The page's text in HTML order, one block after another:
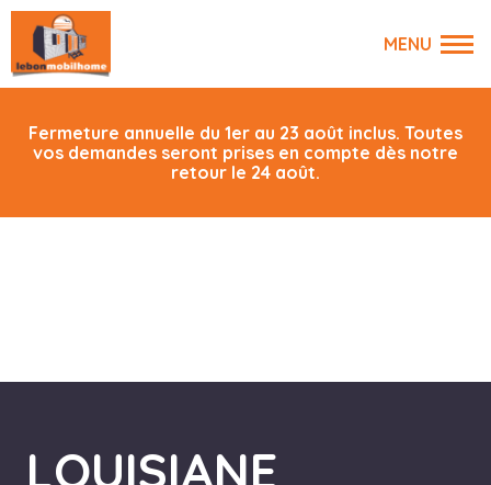
Fermeture annuelle du 1er au 23 août inclus. Toutes
vos demandes seront prises en compte dès notre
retour le 24 août.
LOUISIANE